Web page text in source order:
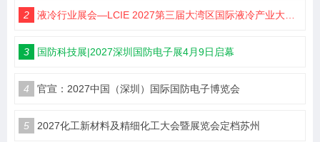
2 液冷行业展会—LCIE 2027第三届大湾区国际液冷产业大会暨展览会（深圳）
3 国防科技展|2027深圳国防电子展4月9日启幕
4 官宣：2027中国（深圳）国际国防电子博览会
5 2027化工新材料及精细化工大会暨展览会定档苏州